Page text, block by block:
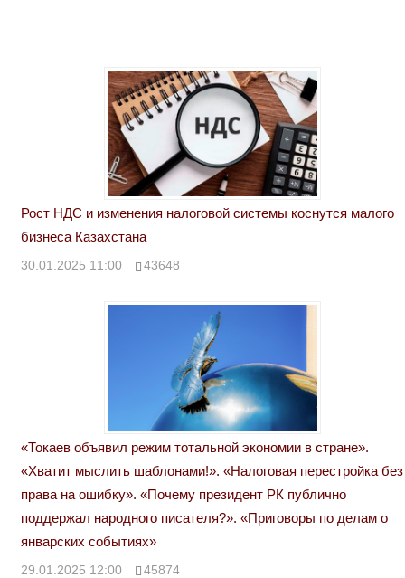
Рост НДС и изменения налоговой системы коснутся малого
бизнеса Казахстана
30.01.2025 11:00 43648
«Токаев объявил режим тотальной экономии в стране».
«Хватит мыслить шаблонами!». «Налоговая перестройка без
права на ошибку». «Почему президент РК публично
поддержал народного писателя?». «Приговоры по делам о
январских событиях»
29.01.2025 12:00 45874